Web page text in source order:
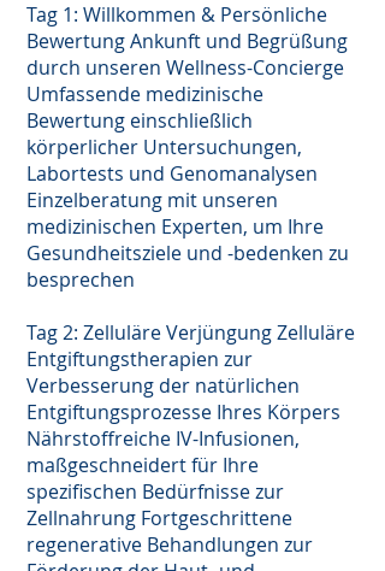
Tag 1: Willkommen & Persönliche
Bewertung Ankunft und Begrüßung
durch unseren Wellness-Concierge
Umfassende medizinische
Bewertung einschließlich
körperlicher Untersuchungen,
Labortests und Genomanalysen
Einzelberatung mit unseren
medizinischen Experten, um Ihre
Gesundheitsziele und -bedenken zu
besprechen
Tag 2: Zelluläre Verjüngung Zelluläre
Entgiftungstherapien zur
Verbesserung der natürlichen
Entgiftungsprozesse Ihres Körpers
Nährstoffreiche IV-Infusionen,
maßgeschneidert für Ihre
spezifischen Bedürfnisse zur
Zellnahrung Fortgeschrittene
regenerative Behandlungen zur